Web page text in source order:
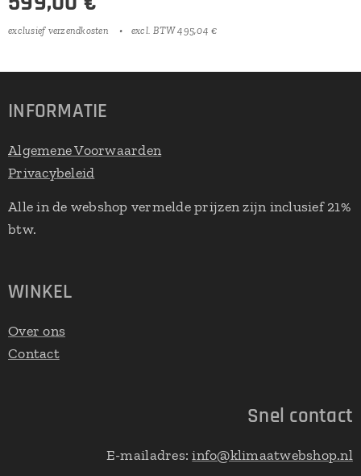
exclusief verzendkosten excl. BTW 495,04 €
INFORMATIE
Algemene Voorwaarden
Privacybeleid
Alle in de webshop vermelde prijzen zijn inclusief 21%
btw.
WINKEL
Over ons
Contact
Snel contact
E-mailadres:info@klimaatwebshop.nl